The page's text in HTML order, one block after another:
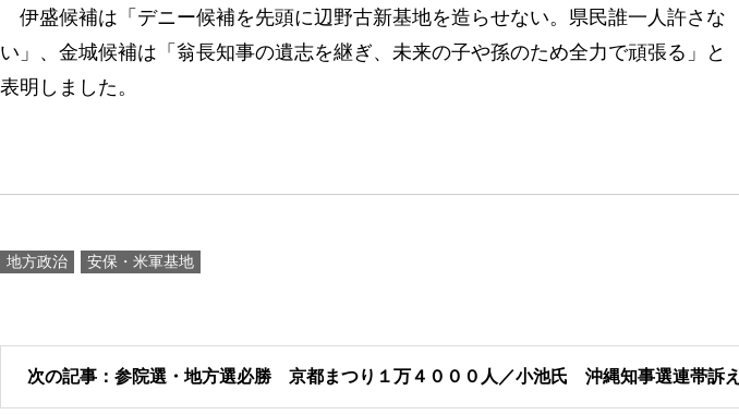
伊盛候補は「デニー候補を先頭に辺野古新基地を造らせない。県民誰一人許さな
い」、金城候補は「翁長知事の遺志を継ぎ、未来の子や孫のため全力で頑張る」と
表明しました。
地方政治 安保・米軍基地
次の記事：参院選・地方選必勝 京都まつり１万４０００人／小池氏 沖縄知事選連帯訴え